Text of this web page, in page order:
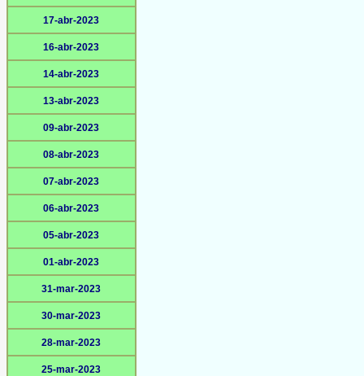
17-abr-2023
16-abr-2023
14-abr-2023
13-abr-2023
09-abr-2023
08-abr-2023
07-abr-2023
06-abr-2023
05-abr-2023
01-abr-2023
31-mar-2023
30-mar-2023
28-mar-2023
25-mar-2023